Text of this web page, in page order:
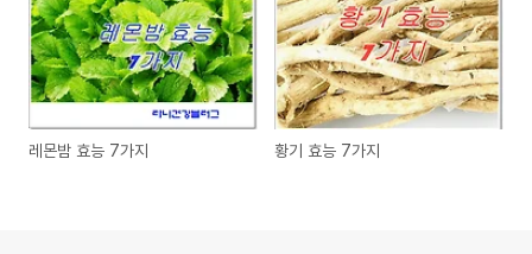
레몬밤 효능 7가지 황기 효능 7가지